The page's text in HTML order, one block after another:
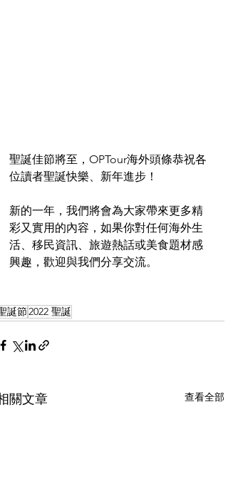
聖誕佳節將至，OPTour海外頭條恭祝各
位讀者聖誕快樂、新年進步！
新的一年，我們將會為大家帶來更多精
彩又實用的內容，如果你對任何海外生
活、移民資訊、旅遊熱話或美食題材感
興趣，歡迎與我們分享交流。
誕節2022 聖誕
關文章 查看全部